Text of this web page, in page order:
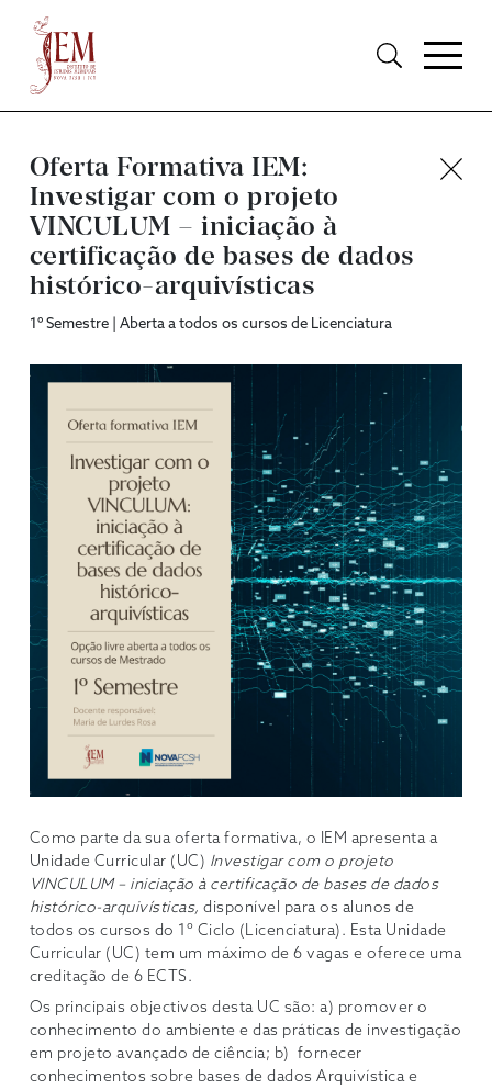
Oferta Formativa IEM:
Investigar com o projeto
VINCULUM – iniciação à
certificação de bases de dados
histórico-arquivísticas
1º Semestre | Aberta a todos os cursos de Licenciatura
Como parte da sua oferta formativa, o IEM apresenta a
Unidade Curricular (UC) Investigar com o projeto
VINCULUM – iniciação à certificação de bases de dados
histórico-arquivísticas,disponível para os alunos de
todos os cursos do 1º Ciclo (Licenciatura). Esta Unidade
Curricular (UC) tem um máximo de 6 vagas e oferece uma
creditação de 6 ECTS.
Os principais objectivos desta UC são: a) promover o
conhecimento do ambiente e das práticas de investigação
em projeto avançado de ciência; b) fornecer
conhecimentos sobre bases de dados Arquivística e